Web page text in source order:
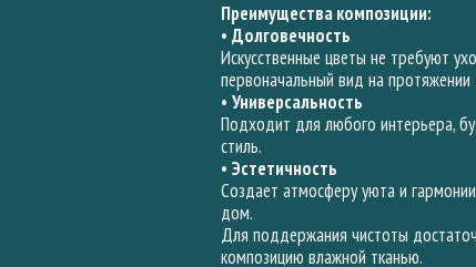
Преимущества композиции:
• Долговечность
Искусственные цветы не требуют
первоначальный вид на протяжении
• Универсальность
Подходит для любого интерьера,
стиль.
• Эстетичность
Создает атмосферу уюта и
дом.
Для поддержания чистоты
композицию влажной тканью.